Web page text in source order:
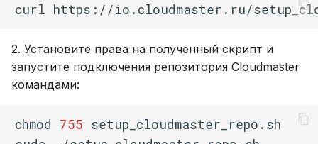
curl https://io.cloudmaster.ru/
2. Установите права на полученный скрипт и
запустите подключения репозитория Cloudmaster
командами:
chmod 755